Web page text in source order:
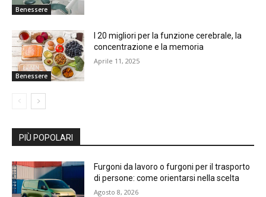
Benessere
Benessere
I 20 migliori per la funzione cerebrale, la
concentrazione e la memoria
Aprile 11, 2025
PIÙ POPOLARI
Furgoni da lavoro o furgoni per il trasporto
di persone: come orientarsi nella scelta
Agosto 8, 2026